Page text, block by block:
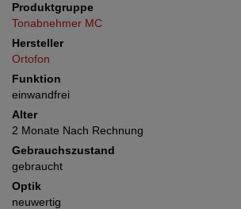
Produktgruppe
Tonabnehmer MC
Hersteller
Ortofon
Funktion
einwandfrei
Alter
2 Monate Nach Rechnung
Gebrauchszustand
gebraucht
Optik
neuwertig